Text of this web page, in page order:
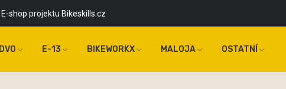
E-shop projektu Bikeskills.cz
DVO E-13 BIKEWORKX MALOJA OSTATNÍ